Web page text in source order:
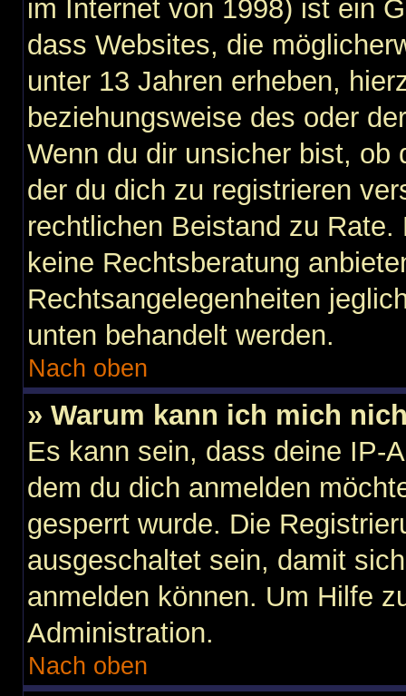
im Internet von 1998) ist ein
dass Websites, die
unter 13 Jahren erheben,
beziehungsweise des oder
Wenn du dir unsicher bist, ob
der du dich zu registrieren
rechtlichen Beistand zu
keine Rechtsberatung
Rechtsangelegenheiten
unten behandelt werden.
Nach oben
» Warum kann ich mich
Es kann sein, dass deine IP-
dem du dich anmelden
gesperrt wurde. Die
ausgeschaltet sein, damit
anmelden können. Um Hilfe
Administration.
Nach oben